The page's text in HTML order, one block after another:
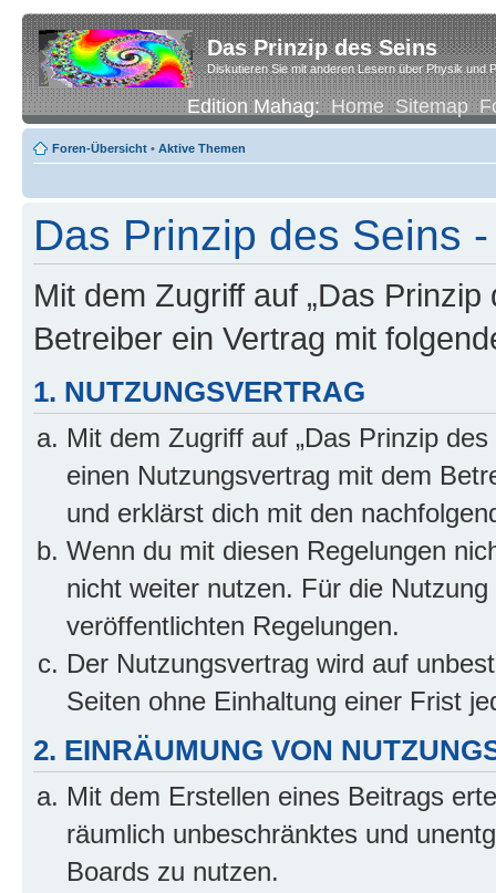
Das Prinzip des Seins
Diskutieren Sie mit anderen Lesern über Physik und
Edition Mahag:Home Sitemap
Foren-Übersicht • Aktive Themen
Das Prinzip des Seins
Mit dem Zugriff auf „Das
Betreiber ein Vertrag mit
1. NUTZUNGSVERTRAG
Mit dem Zugriff auf „Das Prinzip
einen Nutzungsvertrag mit dem
und erklärst dich mit den
Wenn du mit diesen Regelungen
nicht weiter nutzen. Für die
veröffentlichten Regelungen.
Der Nutzungsvertrag wird auf
Seiten ohne Einhaltung einer Frist
2. EINRÄUMUNG VON
Mit dem Erstellen eines Beitrags
räumlich unbeschränktes und
Boards zu nutzen.